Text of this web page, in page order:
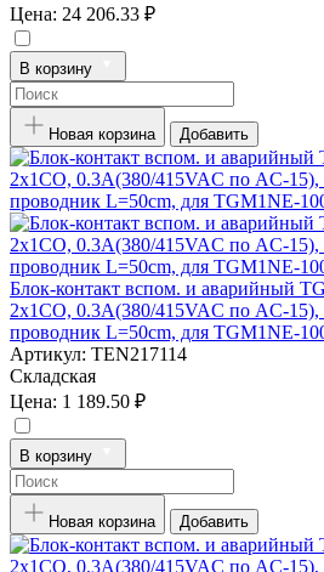
Цена: 24 206.33 ₽
В корзину
Новая корзина Добавить
Блок-контакт вспом. и аварийный
2x1CO, 0.3А(380/415VAC по AC-15),
проводник L=50cm, для TGM1NE-
Артикул: TEN217114
Складская
Цена: 1 189.50 ₽
В корзину
Новая корзина Добавить